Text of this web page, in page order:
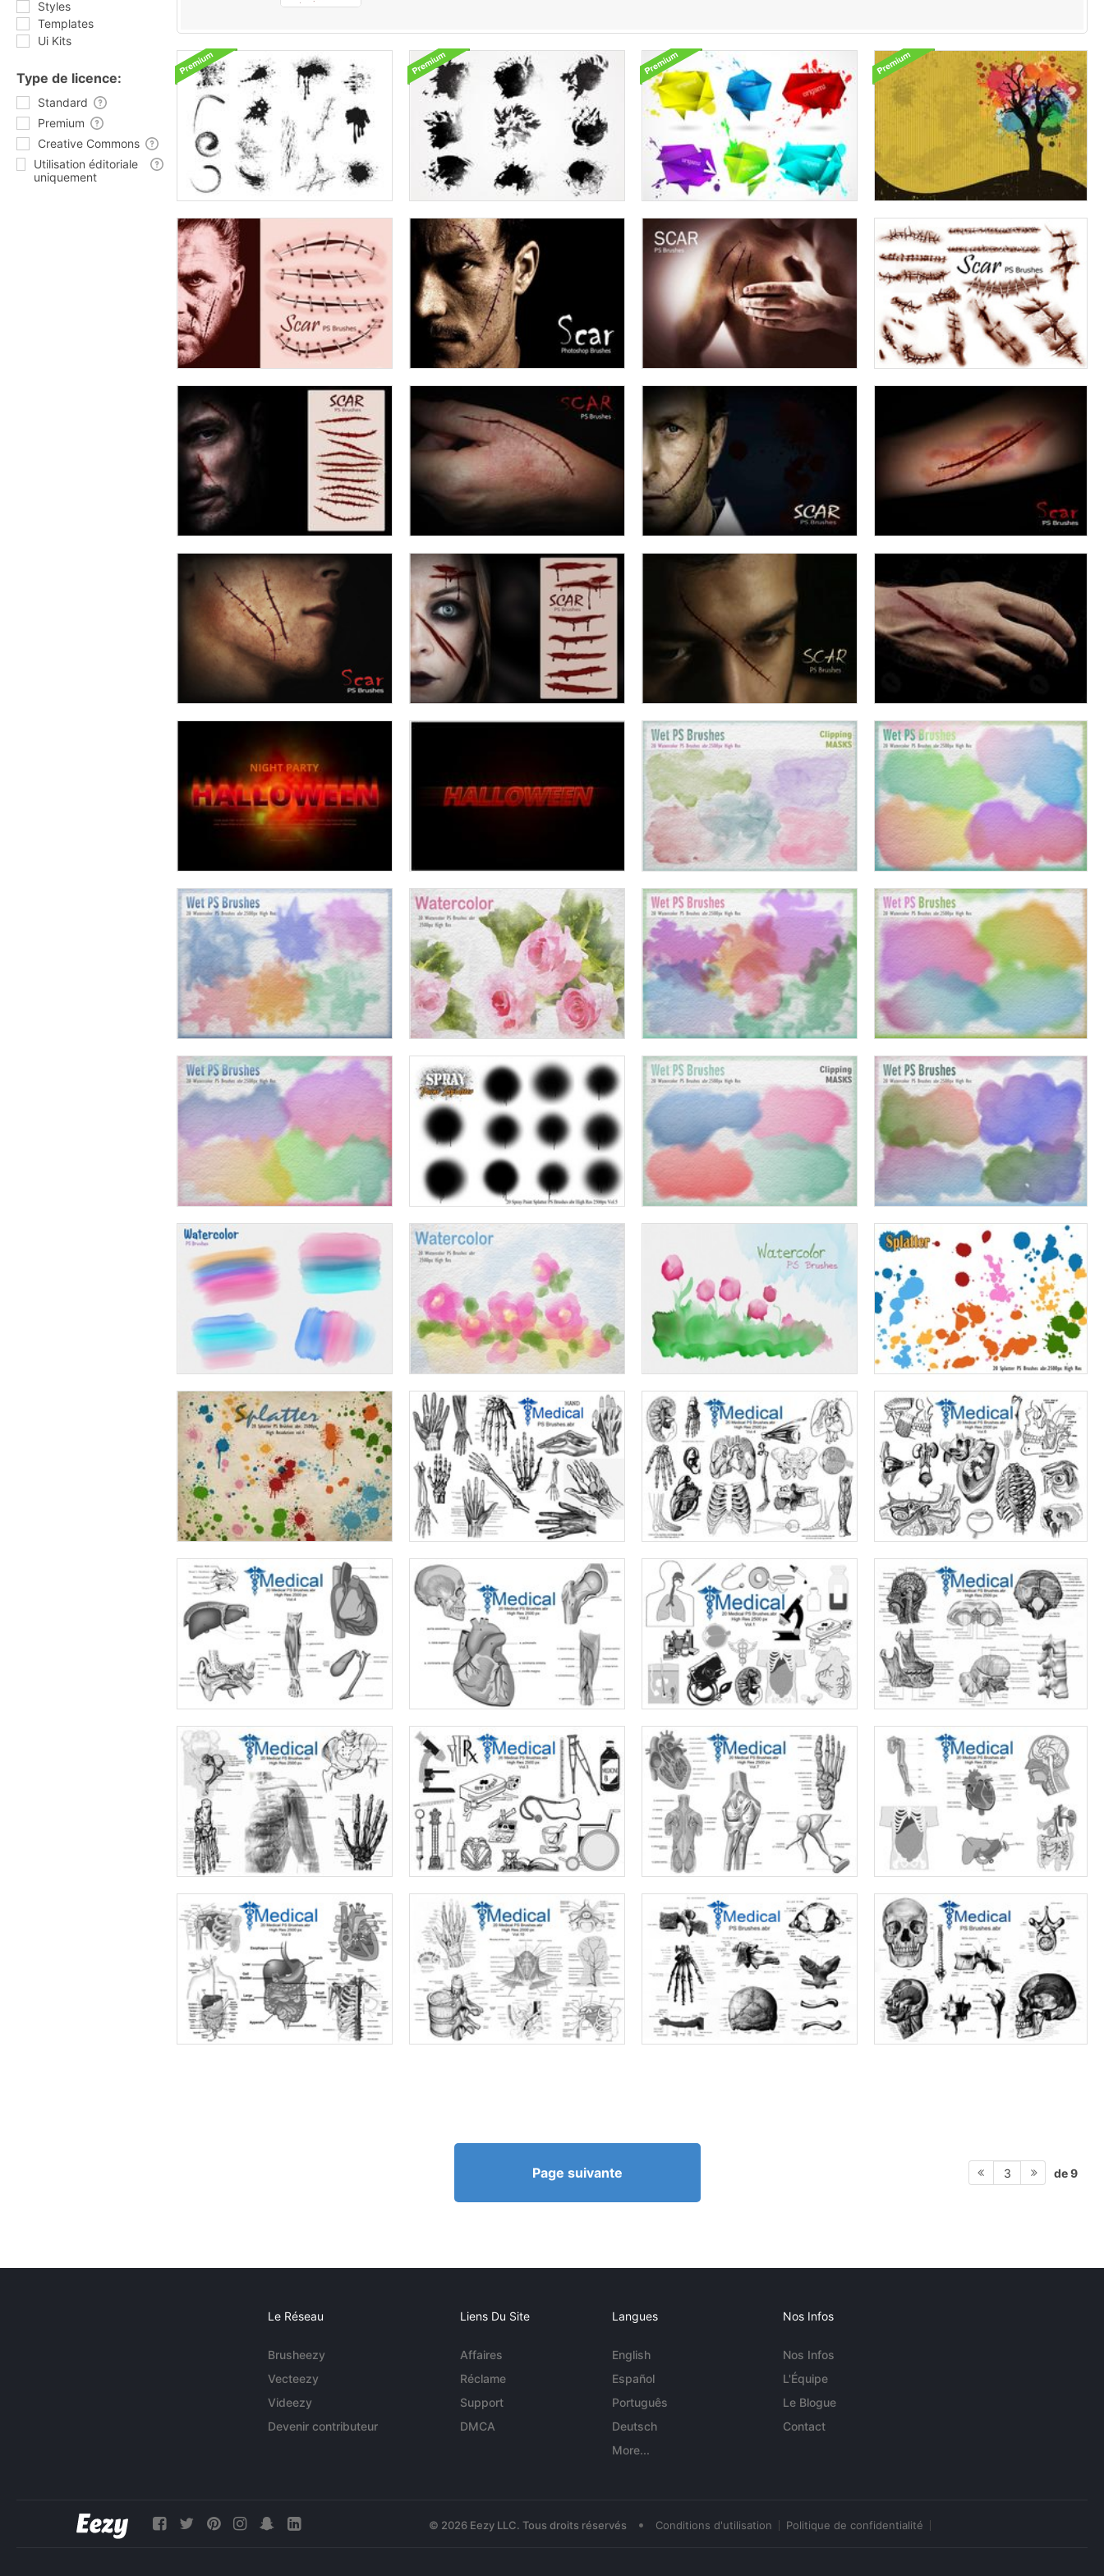
Styles
Templates
Ui Kits
Type de licence:
Standard
Premium
Creative Commons
Utilisation éditoriale
uniquement
Page suivante 3 de 9
Le Réseau
Brusheezy
Vecteezy
Videezy
Devenir contributeur
Liens Du Site
Affaires
Réclame
Support
DMCA
Langues
English
Español
Português
Deutsch
More...
Nos Infos
Nos Infos
L'Équipe
Le Blogue
Contact
© 2026 Eezy LLC. Tous droits réservés • Conditions d'utilisation Politique de confidentialité